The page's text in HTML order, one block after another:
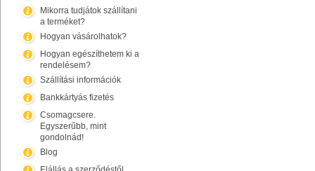
Mikorra tudjátok szállítani
a terméket?
Hogyan vásárolhatok?
Hogyan egészíthetem ki a
rendelésem?
Szállítási információk
Bankkártyás fizetés
Csomagcsere.
Egyszerűbb, mint
gondolnád!
Blog